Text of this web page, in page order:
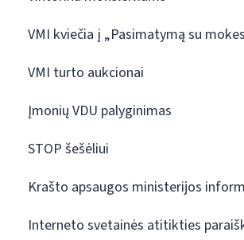
VMI kviečia į „Pasimatymą su
VMI turto aukcionai
Įmonių VDU palyginimas
STOP šešėliui
Krašto apsaugos ministerijos
Interneto svetainės atitikties